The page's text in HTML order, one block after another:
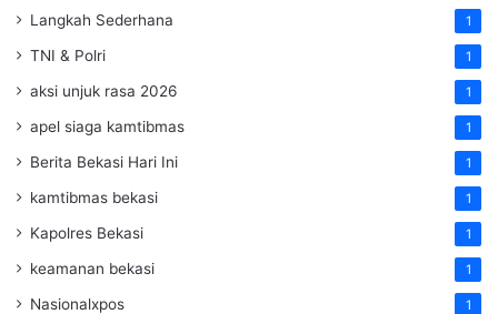
Langkah Sederhana 1
TNI & Polri 1
aksi unjuk rasa 2026 1
apel siaga kamtibmas 1
Berita Bekasi Hari Ini 1
kamtibmas bekasi 1
Kapolres Bekasi 1
keamanan bekasi 1
Nasionalxpos 1